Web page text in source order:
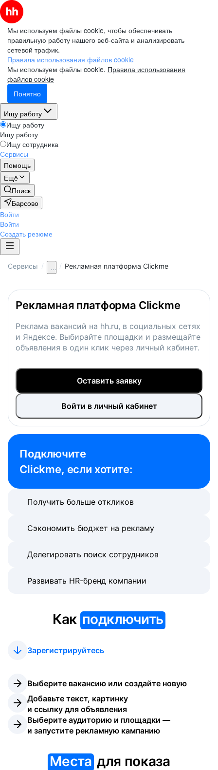
Мы используем файлы cookie, чтобы обеспечивать
правильную работу нашего веб-сайта и анализировать
сетевой трафик.
Правила использования файлов cookie
Мы используем файлы cookie. Правила использования
файлов cookie
Понятно
Ищу работу
Ищу работу
Ищу работу
Ищу сотрудника
Сервисы
Помощь
Ещё
Поиск
Барсово
Войти
Войти
Создать резюме
Сервисы / ... / Рекламная платформа Clickme
Рекламная платформа Clickme
Реклама вакансий на hh.ru, в социальных сетях
и Яндексе. Выбирайте площадки и размещайте
объявления в один клик через личный кабинет.
Оставить заявку
Войти в личный кабинет
Подключите
Clickme, если хотите:
Получить больше откликов
Сэкономить бюджет на рекламу
Делегировать поиск сотрудников
Развивать HR-бренд компании
Как подключить
Зарегистрируйтесь
Выберите вакансию или создайте новую
Добавьте текст, картинку
и ссылку для объявления
Выберите аудиторию и площадки —
и запустите рекламную кампанию
Местадля показа